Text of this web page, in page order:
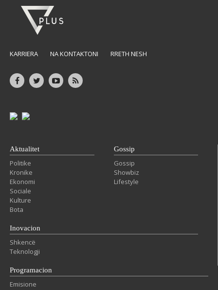
KARRIERA NA KONTAKTONI RRETH NESH
Aktualitet
Politike
Kronike
Ekonomi
Sociale
Kulture
Bota
Gossip
Gossip
Showbiz
Lifestyle
Inovacion
Shkencë
Teknologji
Programacion
Emisione